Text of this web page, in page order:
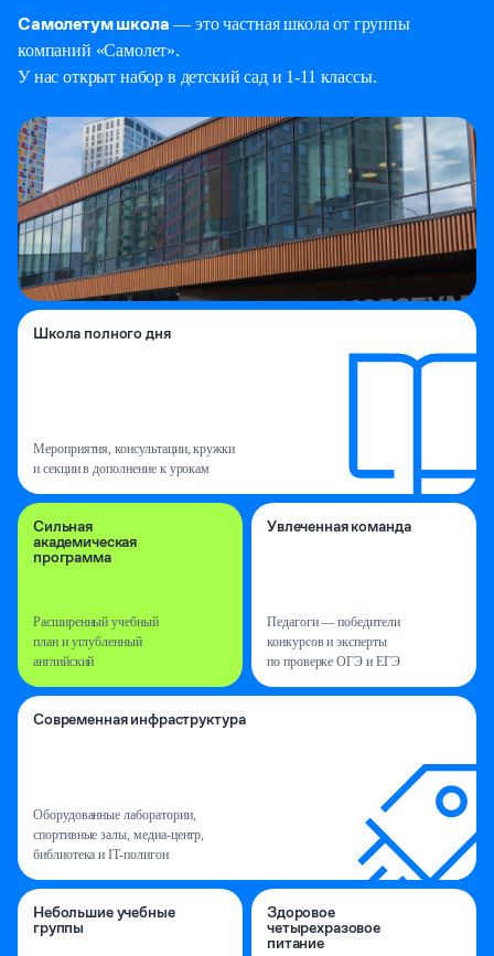
Самолетум школа — это частная школа от группы
компаний «Самолет».
У нас открыт набор в детский сад и 1-11 классы.
Сильная
академическая
программа
Расширенный учебный
плани углубленный
английский
Школа полного дня
Мероприятия, консультации, кружки
и секции в дополнениек урокам
Увлеченная команда
Педагоги — победители
конкурсови эксперты
по проверке ОГЭ и ЕГЭ
Небольшиеучебные
группы
Современная инфраструктура
Оборудованные лаборатории,
спортивные залы, медиа-центр,
библиотека и IT-полигон
Здоровое
четырехразовое
питание